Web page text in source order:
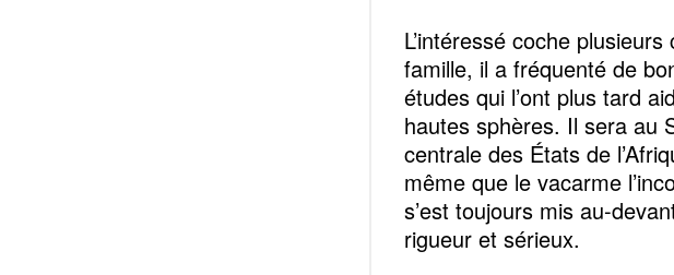
L’intéressé coche
famille, il a fréquenté de
études qui l’ont plus tard
hautes sphères. Il sera au
centrale des États de
même que le vacarme
s’est toujours mis au-
rigueur et sérieux.